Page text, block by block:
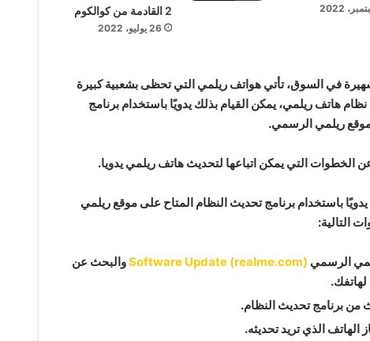
2 القادمة من كوالكوم
26 يوليو، 2022
في السوق، تأتي هواتف ريلمي التي تحظى بشعبية كبيرة
هاتف ريلمي، يمكن القيام بذلك يدويًا باستخدام برنامج
ريلمي الرسمي.
التي يمكن اتباعها لتحديث هاتف ريلمي يدويا.
باستخدام برنامج تحديث النظام المتاح على موقع ريلمي
التالية:
الرسمي Software Update (realme.com)والبحث عن
من برنامج تحديث النظام.
الهاتف الذي تريد تحديثه.